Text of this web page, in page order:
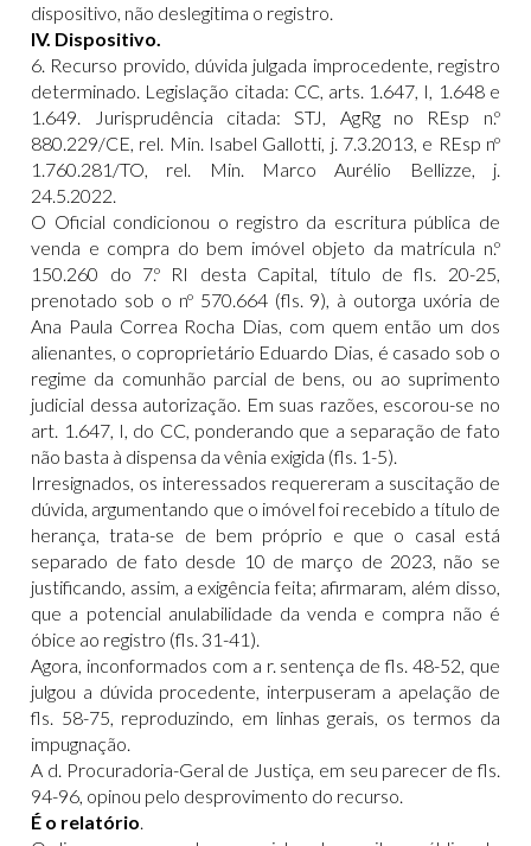
dispositivo, não deslegitima o registro.
IV. Dispositivo.
6. Recurso provido, dúvida julgada improcedente, registro
determinado. Legislação citada: CC, arts. 1.647, I, 1.648 e
1.649. Jurisprudência citada: STJ, AgRg no REsp n.º
880.229/CE, rel. Min. Isabel Gallotti, j. 7.3.2013, e REsp nº
1.760.281/TO, rel. Min. Marco Aurélio Bellizze, j.
24.5.2022.
O Oficial condicionou o registro da escritura pública de
venda e compra do bem imóvel objeto da matrícula n.º
150.260 do 7.º RI desta Capital, título de fls. 20-25,
prenotado sob o nº 570.664 (fls. 9), à outorga uxória de
Ana Paula Correa Rocha Dias, com quem então um dos
alienantes, o coproprietário Eduardo Dias, é casado sob o
regime da comunhão parcial de bens, ou ao suprimento
judicial dessa autorização. Em suas razões, escorou-se no
art. 1.647, I, do CC, ponderando que a separação de fato
não basta à dispensa da vênia exigida (fls. 1-5).
Irresignados, os interessados requereram a suscitação de
dúvida, argumentando que o imóvel foi recebido a título de
herança, trata-se de bem próprio e que o casal está
separado de fato desde 10 de março de 2023, não se
justificando, assim, a exigência feita; afirmaram, além disso,
que a potencial anulabilidade da venda e compra não é
óbice ao registro (fls. 31-41).
Agora, inconformados com a r. sentença de fls. 48-52, que
julgou a dúvida procedente, interpuseram a apelação de
fls. 58-75, reproduzindo, em linhas gerais, os termos da
impugnação.
A d. Procuradoria-Geral de Justiça, em seu parecer de fls.
94-96, opinou pelo desprovimento do recurso.
É o relatório.